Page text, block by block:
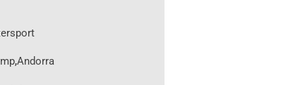
,Andorra